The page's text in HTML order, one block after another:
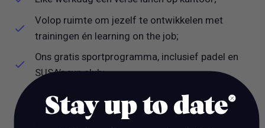
Volop ruimte om jezelf te ontwikkelen met
trainingen én learning on the job;
Ons gratis sportprogramma, inclusief padel en
SUSA’s run club;
Veel georganiseerde én spontane gezelligheid.
Van ons jaarlijkse SUSA-feest tot borrels en
Stay up to date